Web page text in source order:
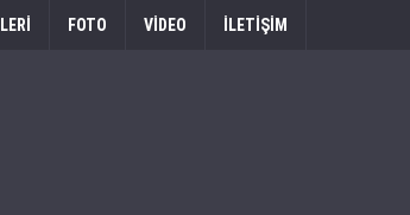
FOTO VİDEO İLETİŞİM